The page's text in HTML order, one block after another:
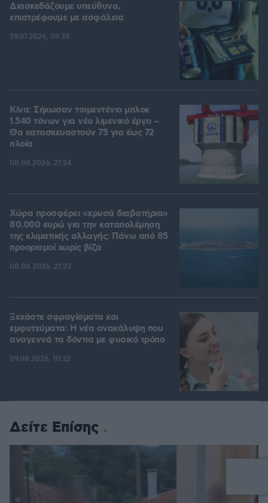
Διασκεδάζουμε υπεύθυνα,
επιστρέφουμε με ασφάλεια
29.07.2026, 09:39
Κίνα: Σήκωσαν τσιμεντένιο μπλοκ
1.540 τόνων για νέο λιμενικό έργο –
Θα κατασκευαστούν 75 για έως 72
πλοία
08.08.2026, 21:24
Χώρα προσφέρει «χρυσά διαβατήρια»
80.000 ευρώ για την καταπολέμηση
της κλιματικής αλλαγής: Πάνω από 85
προορισμοί χωρίς βίζα
08.08.2026, 21:23
Ξεχάστε σφραγίσματα και
εμφυτεύματα: Η νέα ανακάλυψη που
αναγεννά τα δόντια με φυσικό τρόπο
09.08.2026, 10:32
Δείτε Επίσης